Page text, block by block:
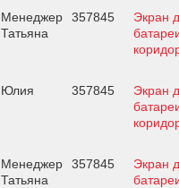
Менеджер
Татьяна
357845
Экран
Юлия 357845
Экран
Менеджер
Татьяна
357845
Экран